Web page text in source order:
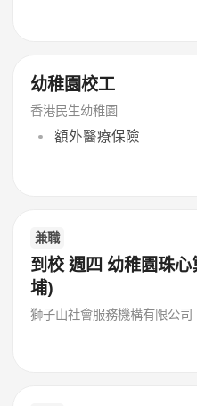
幼稚園校工
香港民生幼稚園
額外醫療保險
兼職
到校 週四 幼稚園珠
埔)
獅子山社會服務機構有限公司